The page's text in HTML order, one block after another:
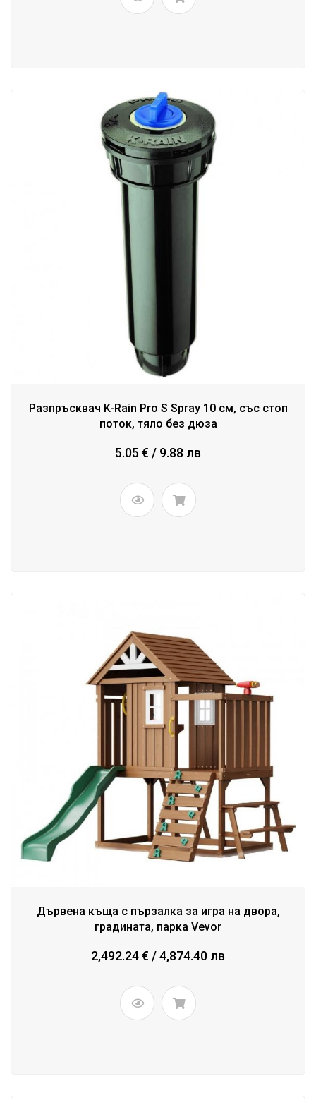
Разпръсквач K-Rain Pro S Spray 10 см, със стоп
поток, тяло без дюза
5.05 € / 9.88 лв
Дървена къща с пързалка за игра на двора,
градината, парка Vevor
2,492.24 € / 4,874.40 лв